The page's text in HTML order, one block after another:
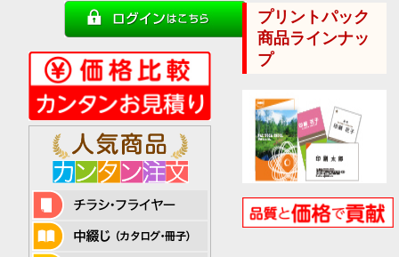
プリントパック
商品ラインナッ
プ